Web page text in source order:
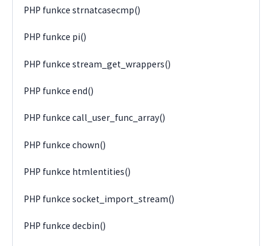
PHP funkce strnatcasecmp()
PHP funkce pi()
PHP funkce stream_get_wrappers()
PHP funkce end()
PHP funkce call_user_func_array()
PHP funkce chown()
PHP funkce htmlentities()
PHP funkce socket_import_stream()
PHP funkce decbin()